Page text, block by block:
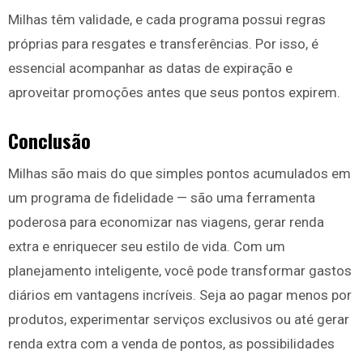
Milhas têm validade, e cada programa possui regras
próprias para resgates e transferências. Por isso, é
essencial acompanhar as datas de expiração e
aproveitar promoções antes que seus pontos expirem.
Conclusão
Milhas são mais do que simples pontos acumulados em
um programa de fidelidade — são uma ferramenta
poderosa para economizar nas viagens, gerar renda
extra e enriquecer seu estilo de vida. Com um
planejamento inteligente, você pode transformar gastos
diários em vantagens incríveis. Seja ao pagar menos por
produtos, experimentar serviços exclusivos ou até gerar
renda extra com a venda de pontos, as possibilidades